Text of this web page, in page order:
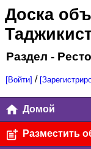
Доска
Раздел -
[Войти] /
Домой
Разместить